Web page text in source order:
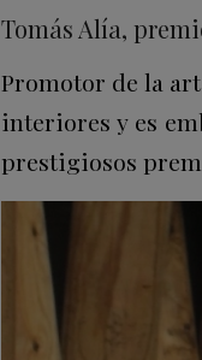
Tomás Alía,
Promotor de la
interiores y es
prestigiosos